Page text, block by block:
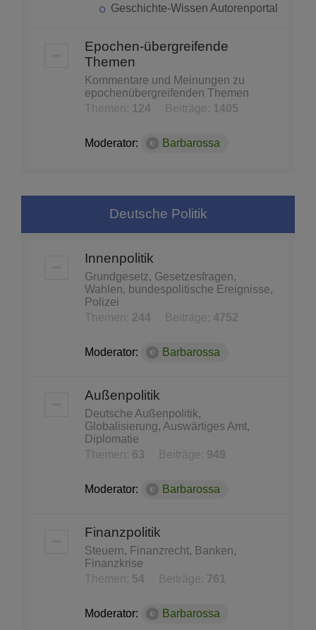
Geschichte-Wissen Autorenportal
Epochen-übergreifende
Themen
Kommentare und Meinungen zu
epochenübergreifenden Themen
Themen:
124 Beiträge: 1405
Moderator: Barbarossa
Deutsche Politik
Innenpolitik
Grundgesetz, Gesetzesfragen,
Wahlen, bundespolitische Ereignisse,
Polizei
Themen: 244 Beiträge: 4752
Moderator: Barbarossa
Außenpolitik
Deutsche Außenpolitik,
Globalisierung, Auswärtiges Amt,
Diplomatie
Themen: 63 Beiträge: 949
Moderator: Barbarossa
Finanzpolitik
Steuern, Finanzrecht, Banken,
Finanzkrise
Themen: 54 Beiträge: 761
Moderator: Barbarossa